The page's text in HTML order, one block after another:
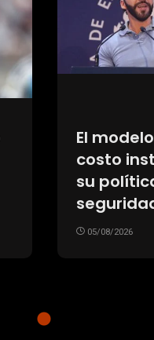
El
costo
su
05/08/2026